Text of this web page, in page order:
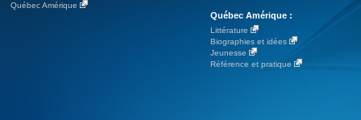
Québec Amérique
Québec Amérique :
Littérature
Biographies et idées
Jeunesse
Référence et pratique